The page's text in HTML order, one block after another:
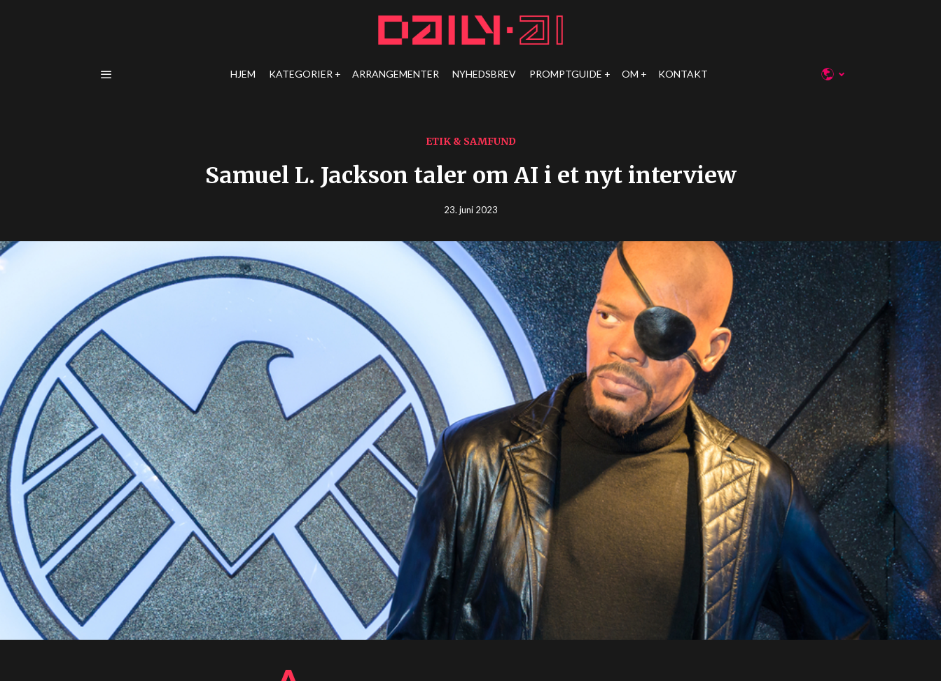
HJEM KATEGORIER ARRANGEMENTER NYHEDSBREV PROMPTGUIDE OM KONTAKT
ETIK & SAMFUND
Samuel L. Jackson taler om AI i et nyt interview
23. juni 2023